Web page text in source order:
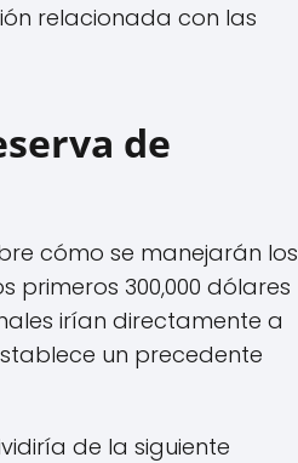
relacionada con las
de
cómo se manejarán los
primeros 300,000 dólares
irían directamente a
un precedente
de la siguiente